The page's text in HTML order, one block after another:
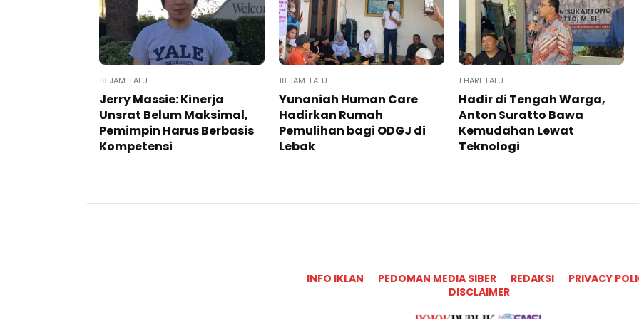
18 JAM LALU
Jerry Massie: Kinerja
Unsrat Belum Maksimal,
Pemimpin Harus Berbasis
Kompetensi
18 JAM LALU
Yunaniah Human Care
Hadirkan Rumah
Pemulihan bagi ODGJ di
Lebak
1 HARI LALU
Hadir di Tengah Warga,
Anton Suratto Bawa
Kemudahan Lewat
Teknologi ​
INFO IKLAN PEDOMAN MEDIA SIBER REDAKSI
PRIVACY
DISCLAIMER